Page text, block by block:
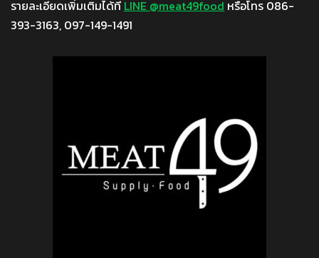
รายละเอียดเพิ่มเติมได้ที่ LINE @meat49food หรือโทร 086-
393-3163, 097-149-1491